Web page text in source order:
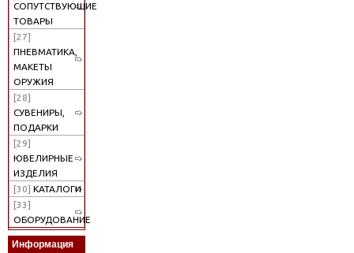
СОПУТСТВУЮЩИЕ
ТОВАРЫ
[27]
ПНЕВМАТИКА,
МАКЕТЫ
ОРУЖИЯ
[28]
СУВЕНИРЫ,
ПОДАРКИ
[29]
ЮВЕЛИРНЫЕ
ИЗДЕЛИЯ
[30] КАТАЛОГИ
[33]
ОБОРУДОВАНИЕ
Информация